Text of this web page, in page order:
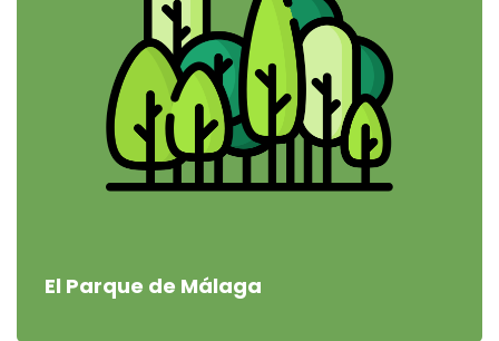
El Parque de Málaga